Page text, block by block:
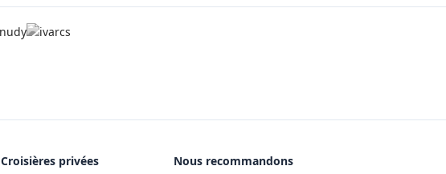
Croisières privées Nous recommandons